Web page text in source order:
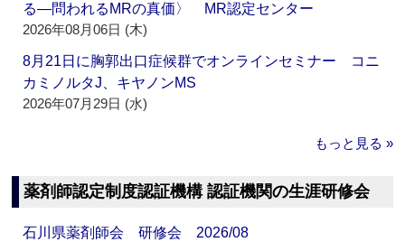
る―問われるMRの真価〉 MR認定センター
2026年08月06日 (木)
8月21日に胸郭出口症候群でオンラインセミナー コニ
カミノルタJ、キヤノンMS
2026年07月29日 (水)
もっと見る »
薬剤師認定制度認証機構 認証機関の生涯研修会
石川県薬剤師会 研修会 2026/08